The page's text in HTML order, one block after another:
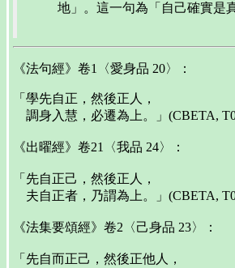
地」。這一句為「自己確實是
《法句經》卷1〈愛身品 20〉：
「學先自正，然後正人，
調身入慧，必遷為上。」(CBETA,
《出曜經》卷21〈我品 24〉：
「先自正己，然後正人，
夫自正者，乃謂為上。」(CBETA,
《法集要頌經》卷2〈己身品 23〉：
「先自而正己，然後正他人，